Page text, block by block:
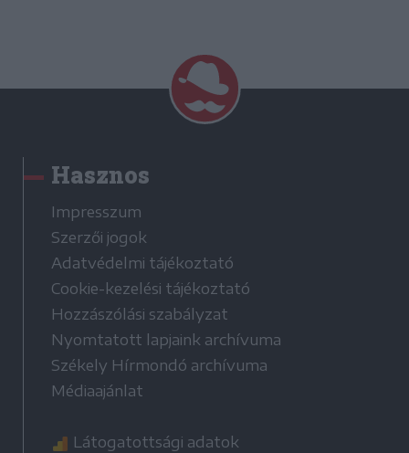
Hasznos
Impresszum
Szerzői jogok
Adatvédelmi tájékoztató
Cookie-kezelési tájékoztató
Hozzászólási szabályzat
Nyomtatott lapjaink archívuma
Székely Hírmondó archívuma
Médiaajánlat
Látogatottsági adatok